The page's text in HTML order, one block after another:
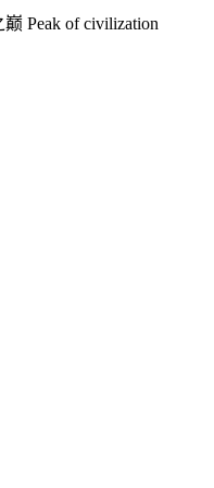
Peak of civilization